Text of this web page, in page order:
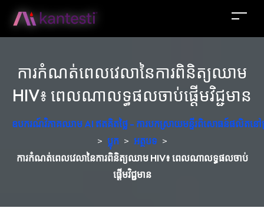
ការកំណត់ពេលវេលានៃការពិនិត្យឈាម
HIV៖ ពេលណាលទ្ធផលចាប់ផ្តើមវិជ្ជមាន
ឧបករណ៍វិភាគឈាម AI ឥតគិតថ្លៃ - ការបកស្រាយមន្ទីរពិសោធន៍ផលិតន
> ប្លុក > អត្ថបទ >
ការកំណត់ពេលវេលានៃការពិនិត្យឈាម HIV៖ ពេលណាលទ្ធផលចាប់
ផ្តើមវិជ្ជមាន